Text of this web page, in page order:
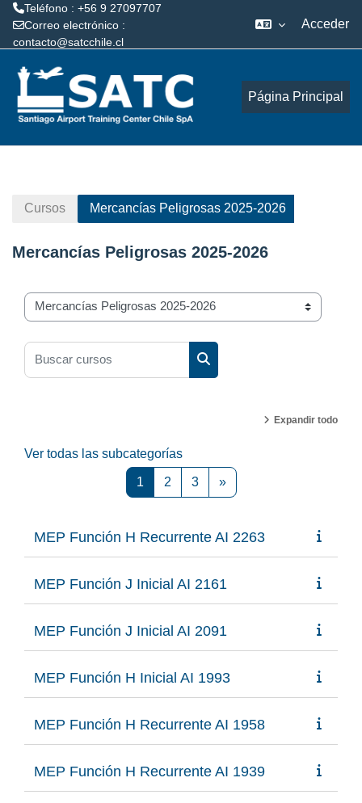
Teléfono : +56 9 27097707
Correo electrónico :
contacto@satcchile.cl
Acceder
Página Principal
Cursos Mercancías Peligrosas 2025-2026
Mercancías Peligrosas 2025-2026
Categorías
Buscar cursos
Buscar cursos
Expandir todo
Ver todas las subcategorías
1 Página 1
2Página 2
3Página 3
»Siguiente página
MEP Función H Recurrente AI 2263
MEP Función J Inicial AI 2161
MEP Función J Inicial AI 2091
MEP Función H Inicial AI 1993
MEP Función H Recurrente AI 1958
MEP Función H Recurrente AI 1939